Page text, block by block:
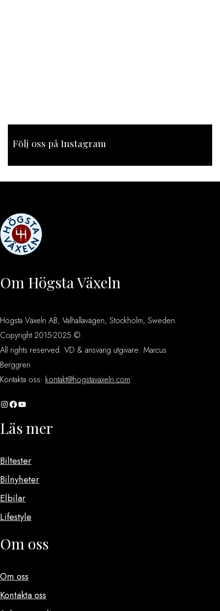
Följ oss på Instagram
Om Högsta Växeln
Högsta Växeln AB, Valhallavägen, Stockholm, Sweden.
Copyright 2015-2025 ©.
All rights reserved. VD & ansvarig utgivare: Marcus
Berggren
Kontakta oss: kontakt@hogstavaxeln.com
InstagramFacebook YouTube
Läs mer
Biltester
Bilnyheter
Elbilar
Lifestyle
Om oss
Om oss
Kontakta oss